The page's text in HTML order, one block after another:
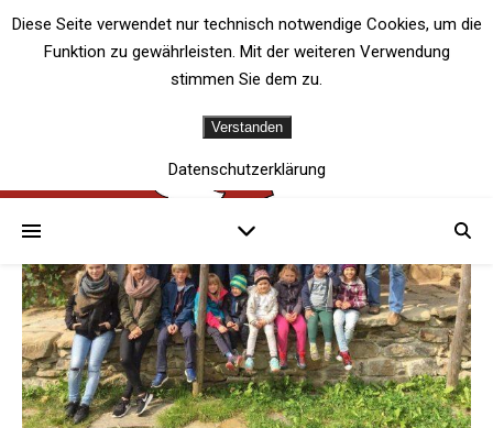
Diese Seite verwendet nur technisch notwendige Cookies, um die
Funktion zu gewährleisten. Mit der weiteren Verwendung
stimmen Sie dem zu.
Verstanden
Datenschutzerklärung